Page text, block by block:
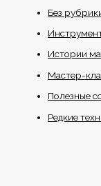
Без
Истории
Мастер-
Полезные
Редкие